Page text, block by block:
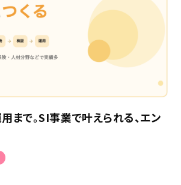
まで。SI事業で叶えられる、エン